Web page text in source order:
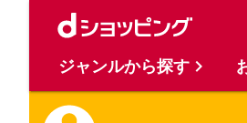
ジャンルから探す